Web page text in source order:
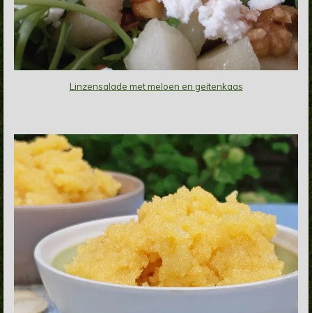
Linzensalade met meloen en geitenkaas